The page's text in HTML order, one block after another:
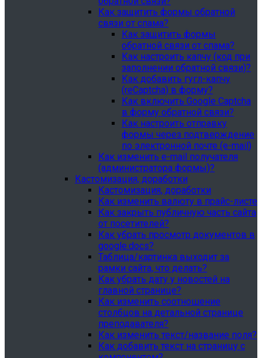
Как защитить формы обратной
связи от спама?
Как защитить формы
обратной связи от спама?
Как настроить капчу (код при
заполнении обратной связи)?
Как добавить гугл-капчу
(reCaptcha) в форму?
Как включить Google Captcha
в форму обратной связи?
Как настроить отправку
формы через подтверждение
по электронной почте (e-mail)
Как изменить e-mail получателя
(администратора формы)?
Кастомизация, доработки
Кастомизация, доработки
Как изменить валюту в прайс-листе
Как закрыть публичную часть сайта
от посетителей?
Как убрать просмотр документов в
google.docs?
Таблица/картинка выходит за
рамки сайта, что делать?
Как убрать дату у новостей на
главной странице?
Как изменить соотношение
столбцов на детальной странице
преподавателя?
Как изменить текст/название поля?
Как добавить текст на страницу с